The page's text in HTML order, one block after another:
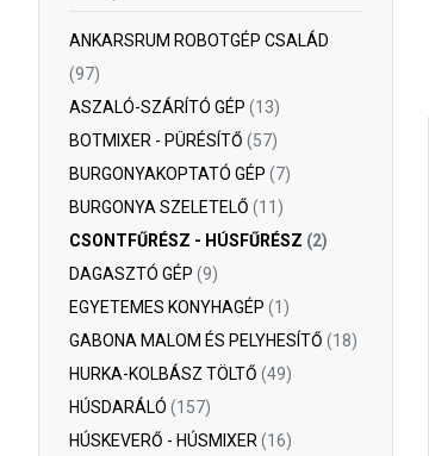
ANKARSRUM ROBOTGÉP CSALÁD
(97)
ASZALÓ-SZÁRÍTÓ GÉP (13)
BOTMIXER - PÜRÉSÍTŐ (57)
BURGONYAKOPTATÓ GÉP (7)
BURGONYA SZELETELŐ (11)
CSONTFŰRÉSZ - HÚSFŰRÉSZ (2)
DAGASZTÓ GÉP (9)
EGYETEMES KONYHAGÉP (1)
GABONA MALOM ÉS PELYHESÍTŐ (18)
HURKA-KOLBÁSZ TÖLTŐ (49)
HÚSDARÁLÓ (157)
HÚSKEVERŐ - HÚSMIXER (16)